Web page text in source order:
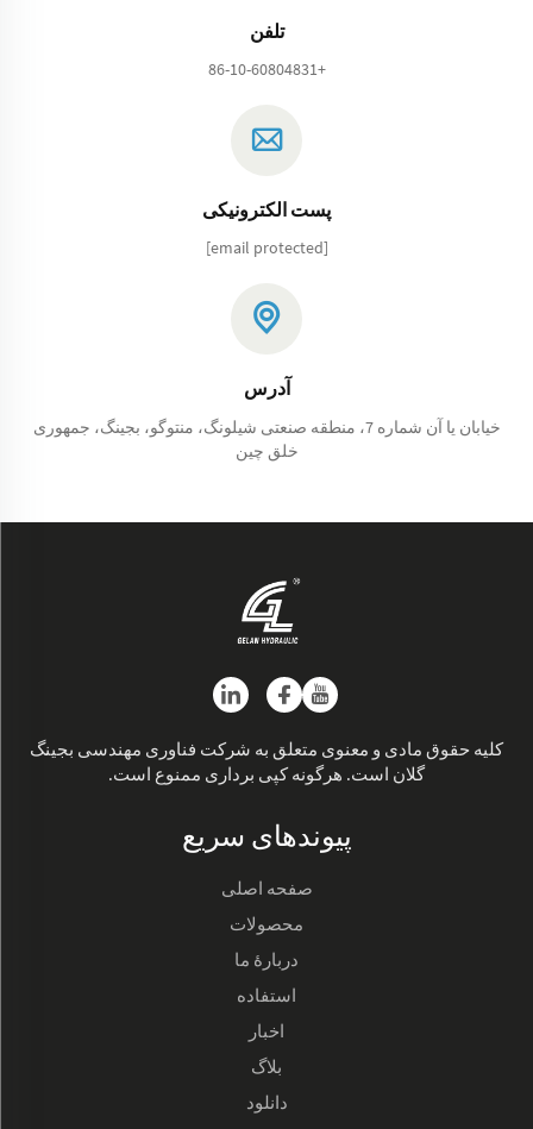
تلفن
+86-10-60804831
پست الکترونیکی
[email protected]
آدرس
خیابان یا آن شماره 7، منطقه صنعتی شیلونگ، منتوگو، بجینگ، جمهوری
خلق چین
کلیه حقوق مادی و معنوی متعلق به شرکت فناوری مهندسی بجینگ
گلان است. هرگونه کپی برداری ممنوع است.
پیوندهای سریع
صفحه اصلی
محصولات
دربارهٔ ما
استفاده
اخبار
بلاگ
دانلود